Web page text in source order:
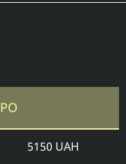
5150 UAH